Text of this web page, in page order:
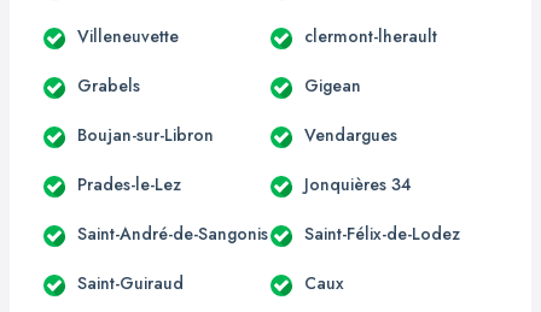
Villeneuvette clermont-lherault
Grabels Gigean
Boujan-sur-Libron Vendargues
Prades-le-Lez Jonquières 34
Saint-André-de-Sangonis Saint-Félix-de-Lodez
Saint-Guiraud Caux